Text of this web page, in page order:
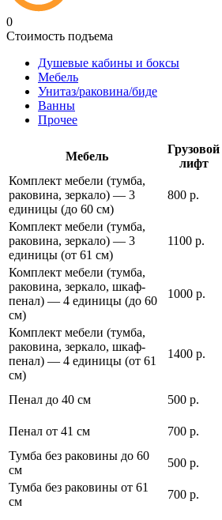
0
Стоимость подъема
Душевые кабины и боксы
Мебель
Унитаз/раковина/биде
Ванны
Прочее
Мебель
Грузовой
лифт
Комплект мебели (тумба,
раковина, зеркало) — 3
единицы (до 60 см)
800 р.
Комплект мебели (тумба,
раковина, зеркало) — 3
единицы (от 61 см)
1100 р.
Комплект мебели (тумба,
раковина, зеркало, шкаф-
пенал) — 4 единицы (до 60
см)
1000 р.
Комплект мебели (тумба,
раковина, зеркало, шкаф-
пенал) — 4 единицы (от 61
см)
1400 р.
Пенал до 40 см 500 р.
Пенал от 41 см
700 р.
Тумба без раковины до 60
см
500 р.
Тумба без раковины от 61
см
700 р.